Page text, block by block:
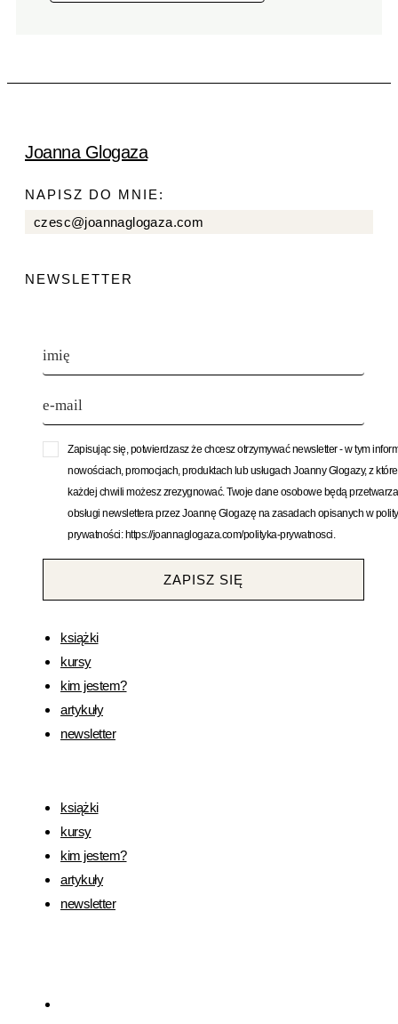
Joanna Glogaza
NAPISZ DO MNIE:
czesc@joannaglogaza.com
NEWSLETTER
Zapisując się, potwierdzasz że chcesz otrzymywać newsletter - w tym
nowościach, promocjach, produktach lub usługach Joanny Glogazy, z
każdej chwili możesz zrezygnować. Twoje dane osobowe będą
obsługi newslettera przez Joannę Glogazę na zasadach opisanych w
prywatności: https://joannaglogaza.com/polityka-prywatnosci.
ZAPISZ SIĘ
książki
kursy
kim jestem?
artykuły
newsletter
książki
kursy
kim jestem?
artykuły
newsletter